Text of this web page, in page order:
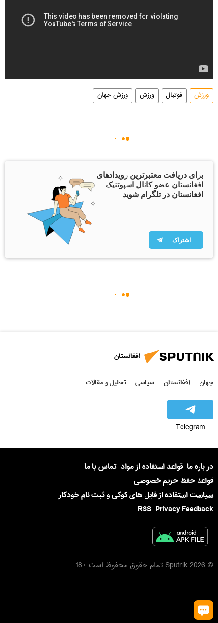
ورزش فوتبال ورزش ورزش جهان
برای دریافت معتبرترین رویدادهای
افغانستان عضو کانال اسپوتنیک
افغانستان در تلگرام شوید
اشتراک
افغانستان
جهان افغانستان سیاسی تحلیل و مقالات
Telegram
در باره ما قواعد استفاده از مواد تماس با ما
قواعد حفظ حریم خصوصی
سیاست استفاده از فایل های کوکی و ثبت نام خودکار
Privacy Feedback
RSS
© 2026 Sputnik تمام حقوق محفوظ است +18